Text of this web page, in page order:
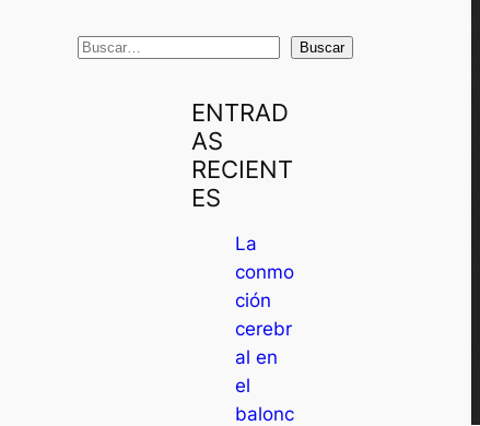
B
Buscar
ENTRAD
AS
RECIENT
ES
La
conmo
ción
cerebr
al en
el
balonc